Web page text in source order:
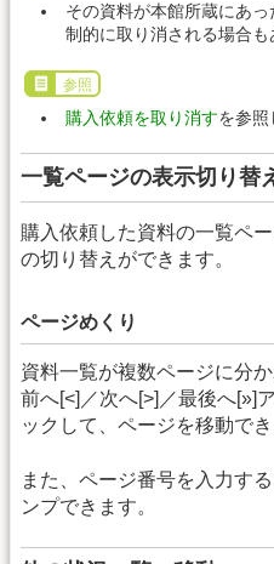
その資料が本館所蔵にあ
制的に取り消される場合も
参照
購入依頼を取り消すを参照
一覧ページの表示切り替
購入依頼した資料の一覧ペ
の切り替えができます。
ページめくり
資料一覧が複数ページに分
前へ[<]／次へ[>]／最後へ[»]
ックして、ページを移動でき
また、ページ番号を入力す
ンプできます。